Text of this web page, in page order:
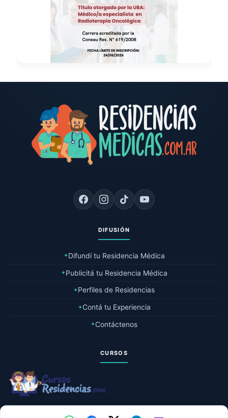
DIFUSIÓN
✦Difundí tu Residencia Médica
✦Publicitá tu Residencia Médica
✦Perfiles de Residencias
✦Contá tu Experiencia
✦Contáctenos
CURSOS